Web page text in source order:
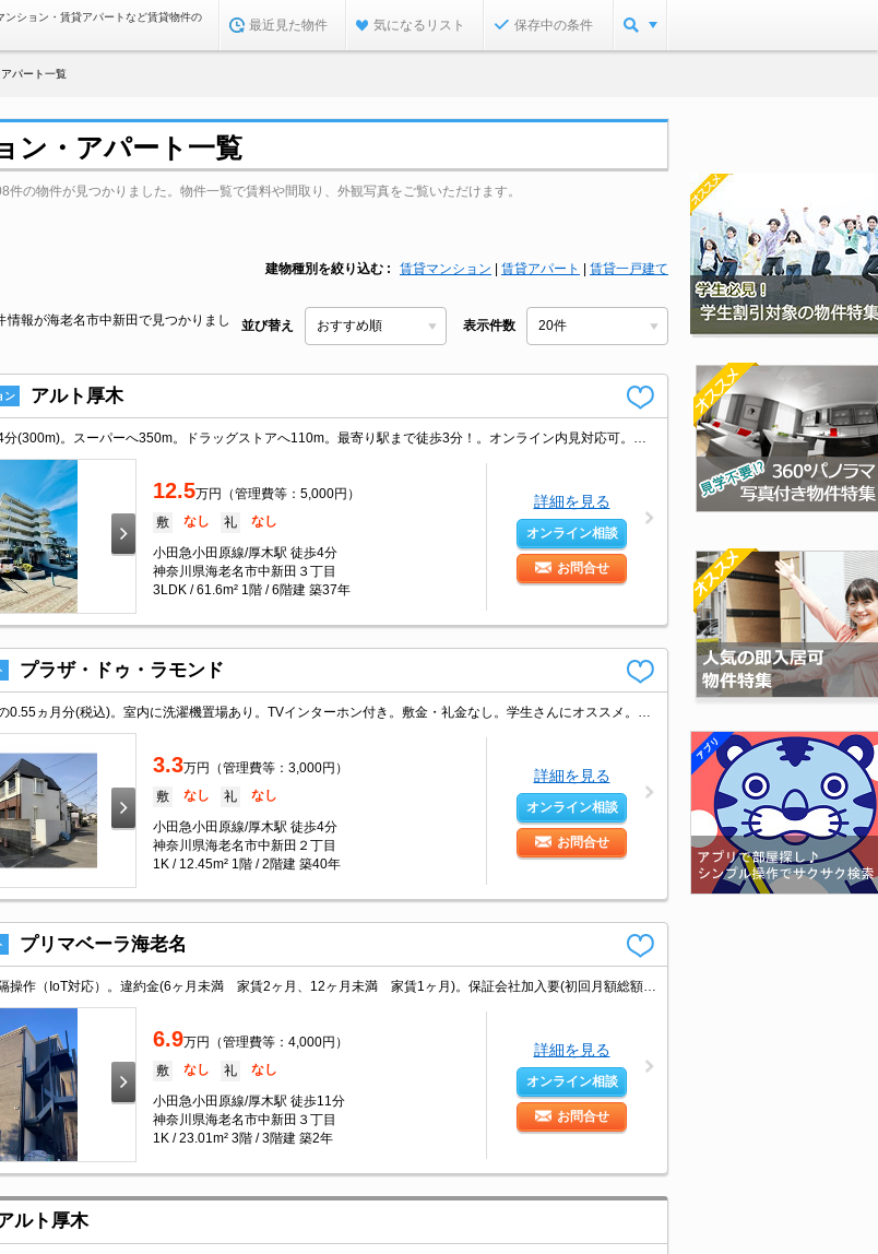
ション・賃貸アパートなど賃貸物件の
最近見た物件 気になるリスト 保存中の条件
パート一覧
ン・アパート一覧
の物件が見つかりました。物件一覧で賃料や間取り、外観写真をご覧いただけます。
建物種別を絞り込む 賃貸マンション 賃貸アパート 賃貸一戸建て
情報が海老名市中新田で見つかりまし
並び替え 表示件数
ン アルト厚木
12.5万円（管理費等：5,000円）
敷 なし 礼 なし
小田急小田原線/厚木駅 徒歩4分
神奈川県海老名市中新田３丁目
3LDK / 61.6m² 1階 / 6階建 築37年
詳細を見る
オンライン相談
お問合せ
プラザ・ドゥ・ラモンド
3.3万円（管理費等：3,000円）
敷 なし 礼 なし
小田急小田原線/厚木駅 徒歩4分
神奈川県海老名市中新田２丁目
1K / 12.45m² 1階 / 2階建 築40年
詳細を見る
オンライン相談
お問合せ
プリマベーラ海老名
6.9万円（管理費等：4,000円）
敷 なし 礼 なし
小田急小田原線/厚木駅 徒歩11分
神奈川県海老名市中新田３丁目
1K / 23.01m² 3階 / 3階建 築2年
詳細を見る
オンライン相談
お問合せ
ルト厚木